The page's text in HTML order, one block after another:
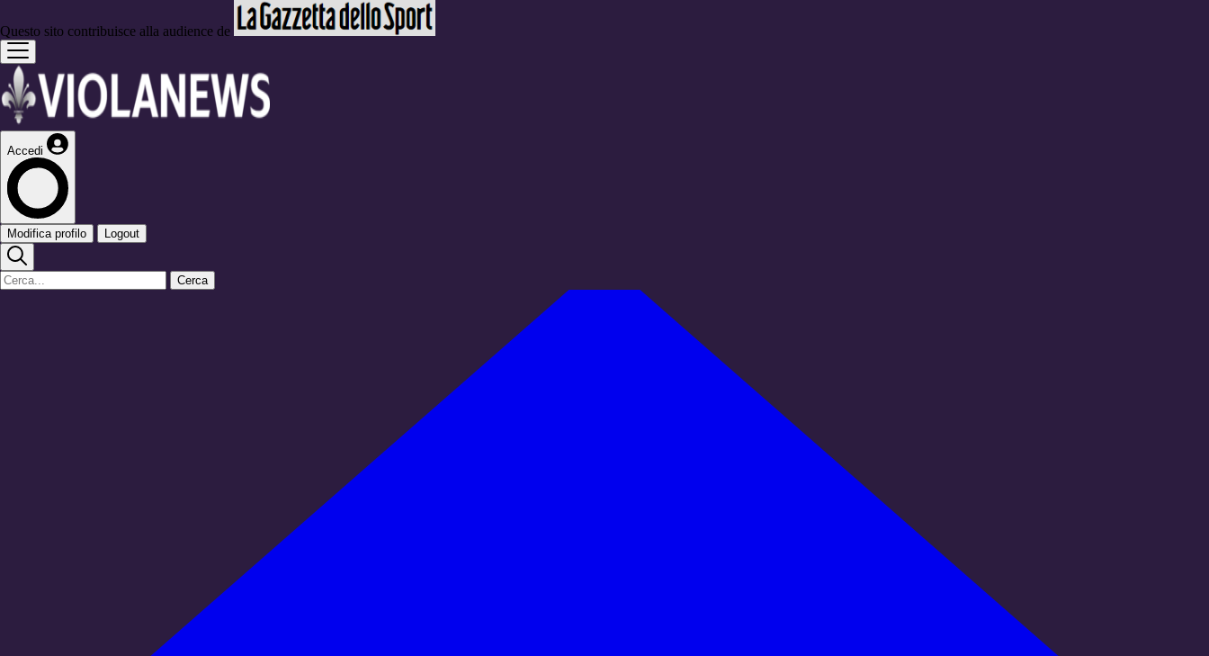
Questo sito contribuisce alla audience de
Accedi
Modifica profilo Logout
Cerca